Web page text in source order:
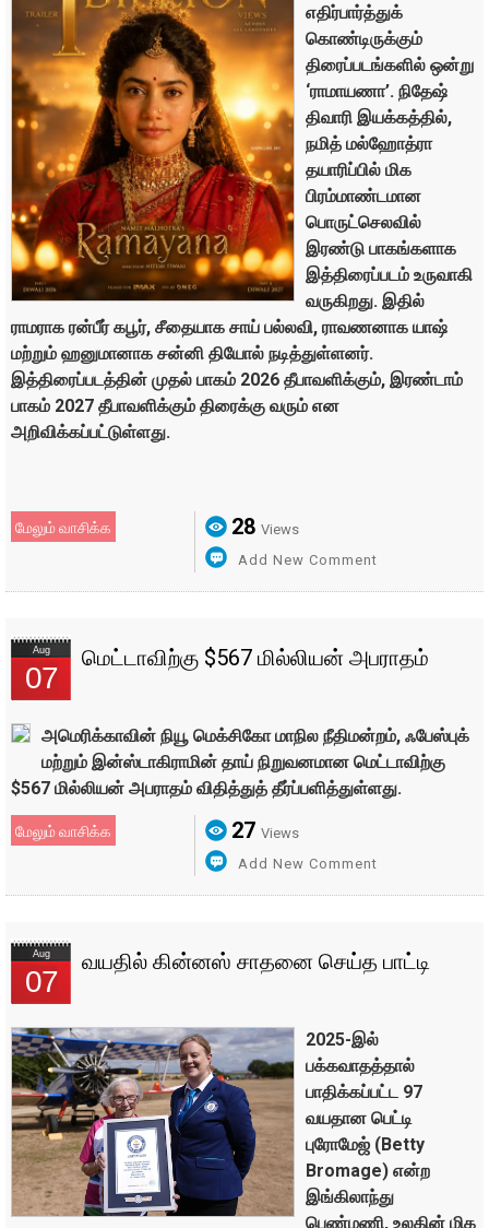
எதிர்பார்த்துக்
கொண்டிருக்கும்
திரைப்படங்களில் ஒன்று
‘ராமாயணா’. நிதேஷ்
திவாரி இயக்கத்தில்,
நமித் மல்ஹோத்ரா
தயாரிப்பில் மிக
பிரம்மாண்டமான
பொருட்செலவில்
இரண்டு பாகங்களாக
இத்திரைப்படம் உருவாகி
வருகிறது. இதில்
ராமராக ரன்பீர் கபூர், சீதையாக சாய் பல்லவி, ராவணனாக யாஷ்
மற்றும் ஹனுமானாக சன்னி தியோல் நடித்துள்ளனர்.
இத்திரைப்படத்தின் முதல் பாகம் 2026 தீபாவளிக்கும், இரண்டாம்
பாகம் 2027 தீபாவளிக்கும் திரைக்கு வரும் என
அறிவிக்கப்பட்டுள்ளது.
மேலும் வாசிக்க 28 Views
Add New Comment
Aug
07
மெட்டாவிற்கு $567 மில்லியன் அபராதம்
அமெரிக்காவின் நியூ மெக்சிகோ மாநில நீதிமன்றம், ஃபேஸ்புக்
மற்றும் இன்ஸ்டாகிராமின் தாய் நிறுவனமான மெட்டாவிற்கு
$567 மில்லியன் அபராதம் விதித்துத் தீர்ப்பளித்துள்ளது.
மேலும் வாசிக்க 27 Views
Add New Comment
Aug
07
வயதில் கின்னஸ் சாதனை செய்த பாட்டி
2025-இல்
பக்கவாதத்தால்
பாதிக்கப்பட்ட 97
வயதான பெட்டி
புரோமேஜ் (Betty
Bromage) என்ற
இங்கிலாந்து
பெண்மணி, உலகின் மிக